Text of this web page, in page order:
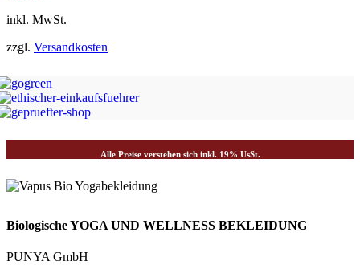
inkl. MwSt.
zzgl. Versandkosten
Alle Preise verstehen sich inkl. 19% UsSt.
Biologische YOGA UND WELLNESS BEKLEIDUNG
PUNYA GmbH